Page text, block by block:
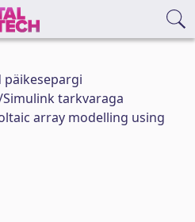
tarkvaraga
array modelling using